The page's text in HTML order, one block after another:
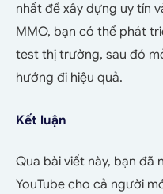
nhất để xây dựng uy tín
MMO, bạn có thể phát
test thị trường, sau đó
hướng đi hiệu quả.
Kết luận
Qua bài viết này, bạn đã
YouTube cho cả người